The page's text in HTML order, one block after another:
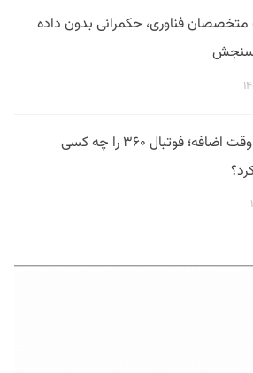
فناوری، حکمرانی بدون داده
سنجش
فیلتر در وقت اضافه؛ فوتبال ۳۶۰ را چه کسی